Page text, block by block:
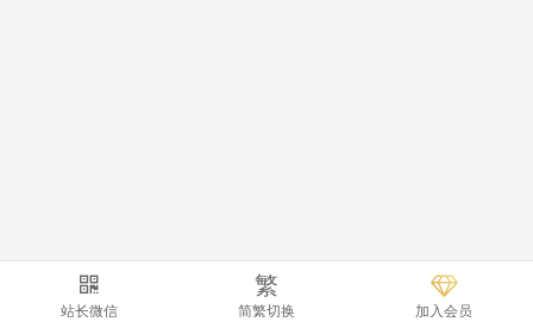
站长微信
繁
简繁切换 加入会员